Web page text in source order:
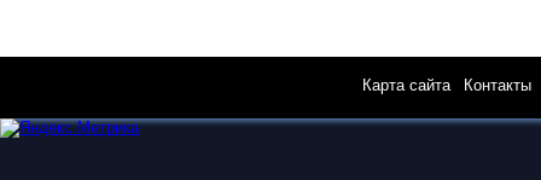
Карта сайта| Контакты